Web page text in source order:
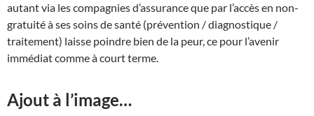
autant via les compagnies d’assurance que par l’accès en non-
gratuité à ses soins de santé (prévention / diagnostique /
traitement) laisse poindre bien de la peur, ce pour l’avenir
immédiat comme à court terme.
Ajout à l’image…